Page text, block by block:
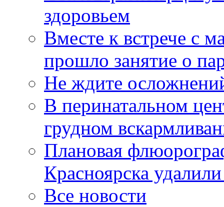
здоровьем
Вместе к встрече с
прошло занятие о
Не ждите
В перинатальном
грудном
Плановая
Красноярска
Все новости